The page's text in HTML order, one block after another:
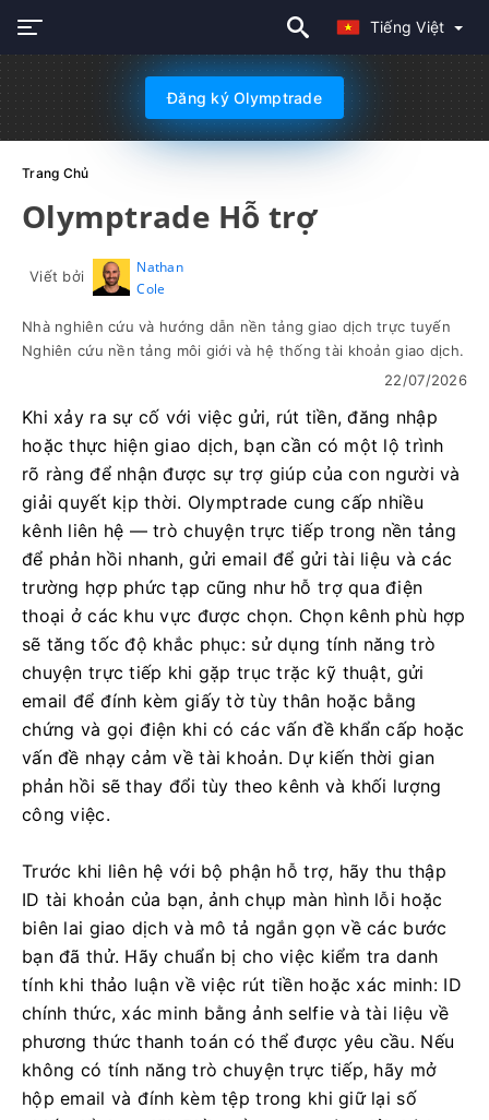
Tiếng Việt
Đăng ký Olymptrade
Trang Chủ
Olymptrade Hỗ trợ
Viết bởi
Nathan
Cole
Nhà nghiên cứu và hướng dẫn nền tảng giao dịch trực tuyến
Nghiên cứu nền tảng môi giới và hệ thống tài khoản giao dịch.
22/07/2026
Khi xảy ra sự cố với việc gửi, rút ​​tiền, đăng nhập
hoặc thực hiện giao dịch, bạn cần có một lộ trình
rõ ràng để nhận được sự trợ giúp của con người và
giải quyết kịp thời. Olymptrade cung cấp nhiều
kênh liên hệ — trò chuyện trực tiếp trong nền tảng
để phản hồi nhanh, gửi email để gửi tài liệu và các
trường hợp phức tạp cũng như hỗ trợ qua điện
thoại ở các khu vực được chọn. Chọn kênh phù hợp
sẽ tăng tốc độ khắc phục: sử dụng tính năng trò
chuyện trực tiếp khi gặp trục trặc kỹ thuật, gửi
email để đính kèm giấy tờ tùy thân hoặc bằng
chứng và gọi điện khi có các vấn đề khẩn cấp hoặc
vấn đề nhạy cảm về tài khoản. Dự kiến ​​thời gian
phản hồi sẽ thay đổi tùy theo kênh và khối lượng
công việc.
Trước khi liên hệ với bộ phận hỗ trợ, hãy thu thập
ID tài khoản của bạn, ảnh chụp màn hình lỗi hoặc
biên lai giao dịch và mô tả ngắn gọn về các bước
bạn đã thử. Hãy chuẩn bị cho việc kiểm tra danh
tính khi thảo luận về việc rút tiền hoặc xác minh: ID
chính thức, xác minh bằng ảnh selfie và tài liệu về
phương thức thanh toán có thể được yêu cầu. Nếu
không có tính năng trò chuyện trực tiếp, hãy mở
hộp email và đính kèm tệp trong khi giữ lại số